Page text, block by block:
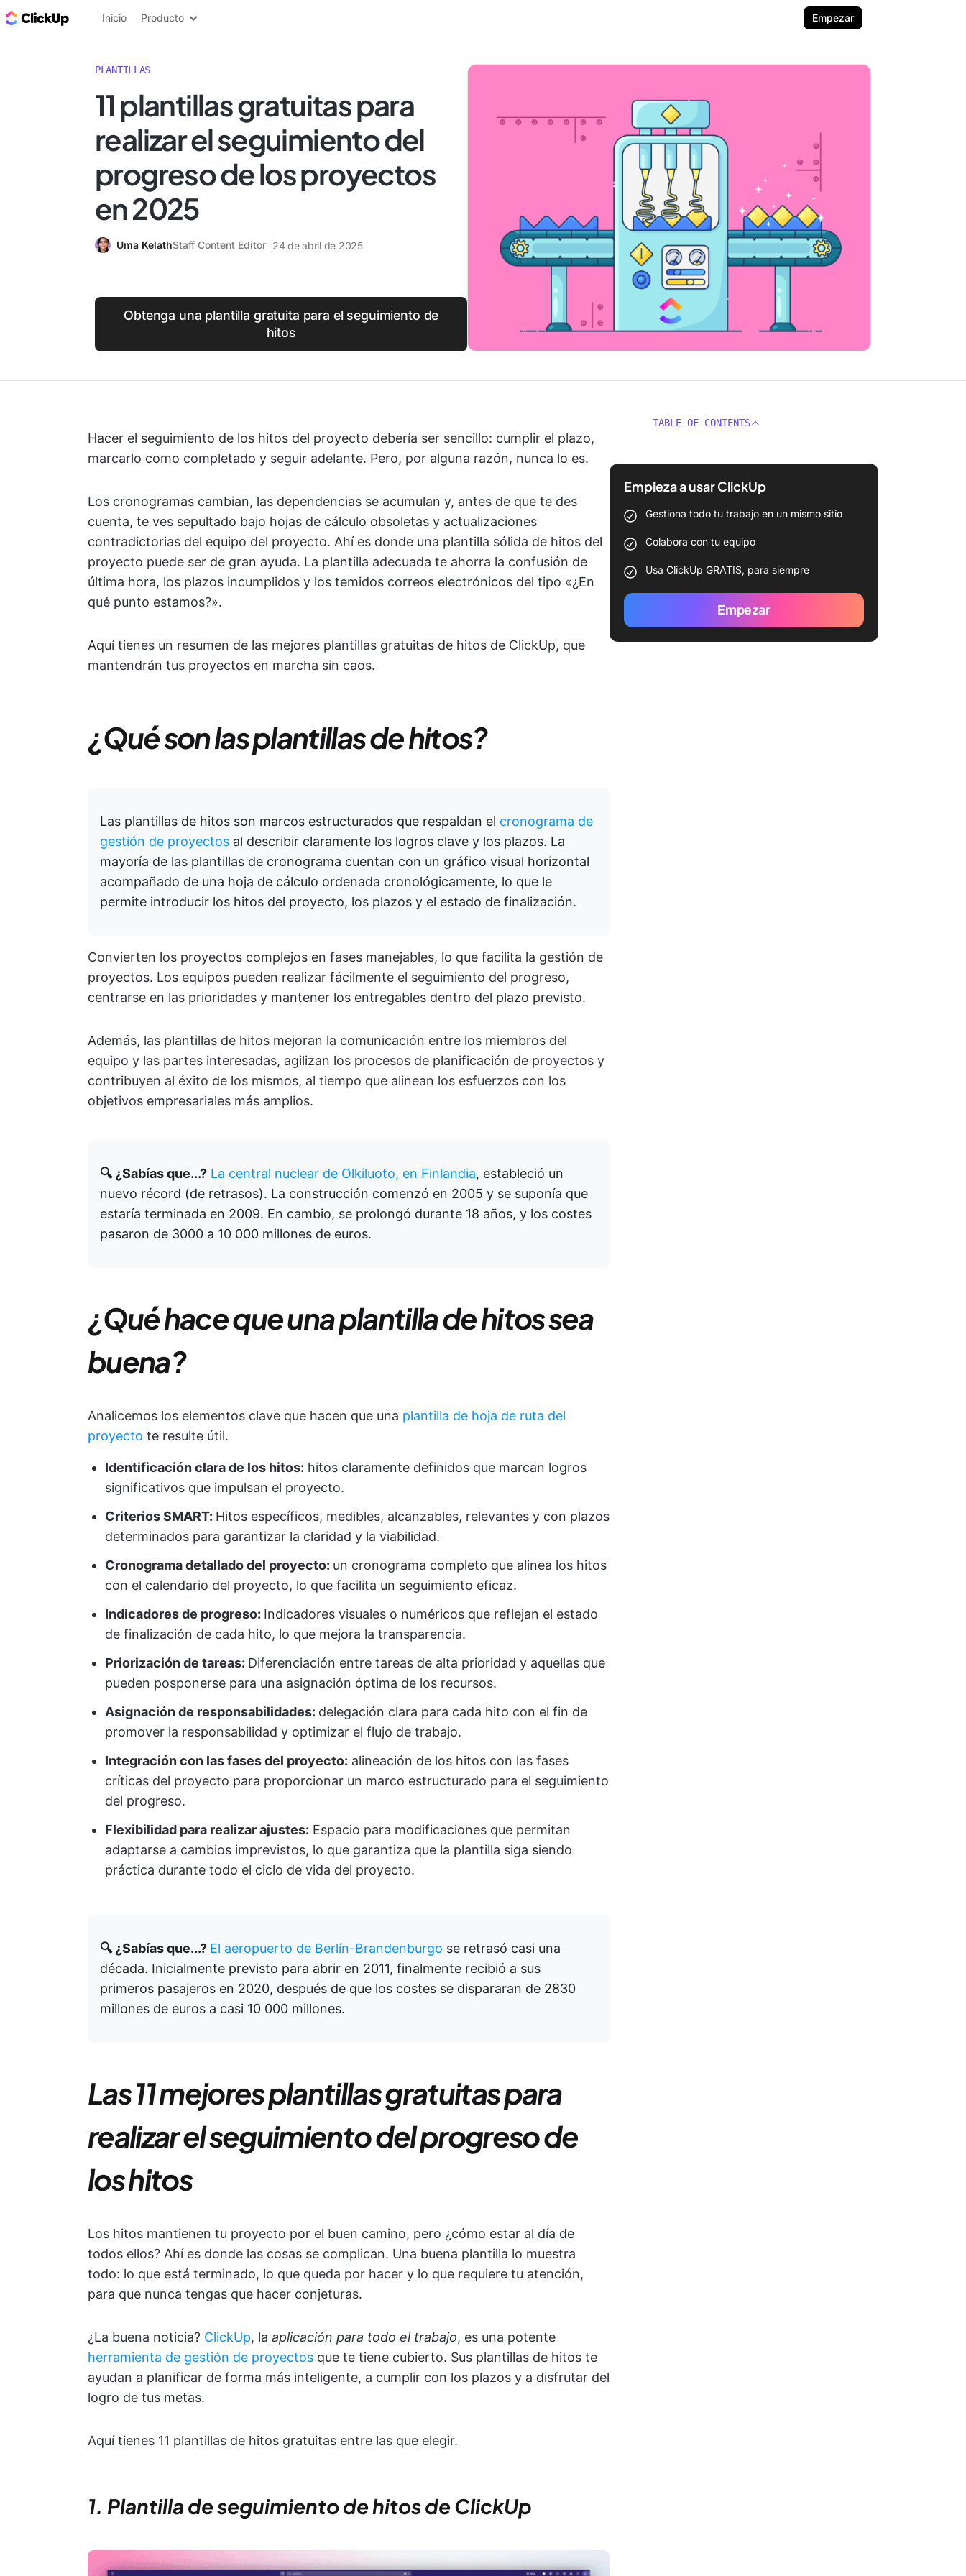
ClickUp Blog
Inicio Producto Empezar
PLANTILLAS
11 plantillas gratuitas para
realizar el seguimiento del
progreso de los proyectos
en 2025
Uma KelathStaff Content Editor 24 de abril de 2025
Obtenga una plantilla gratuita para el seguimiento de
hitos
Hacer el seguimiento de los hitos del proyecto debería ser sencillo: cumplir el plazo,
marcarlo como completado y seguir adelante. Pero, por alguna razón, nunca lo es.
Los cronogramas cambian, las dependencias se acumulan y, antes de que te des
cuenta, te ves sepultado bajo hojas de cálculo obsoletas y actualizaciones
contradictorias del equipo del proyecto. Ahí es donde una plantilla sólida de hitos del
proyecto puede ser de gran ayuda. La plantilla adecuada te ahorra la confusión de
última hora, los plazos incumplidos y los temidos correos electrónicos del tipo «¿En
qué punto estamos?».
Aquí tienes un resumen de las mejores plantillas gratuitas de hitos de ClickUp, que
mantendrán tus proyectos en marcha sin caos.
¿Qué son las plantillas de hitos?
Las plantillas de hitos son marcos estructurados que respaldan el cronograma de
gestión de proyectos al describir claramente los logros clave y los plazos. La
mayoría de las plantillas de cronograma cuentan con un gráfico visual horizontal
acompañado de una hoja de cálculo ordenada cronológicamente, lo que le
permite introducir los hitos del proyecto, los plazos y el estado de finalización.
Convierten los proyectos complejos en fases manejables, lo que facilita la gestión de
proyectos. Los equipos pueden realizar fácilmente el seguimiento del progreso,
centrarse en las prioridades y mantener los entregables dentro del plazo previsto.
Además, las plantillas de hitos mejoran la comunicación entre los miembros del
equipo y las partes interesadas, agilizan los procesos de planificación de proyectos y
contribuyen al éxito de los mismos, al tiempo que alinean los esfuerzos con los
objetivos empresariales más amplios.
🔍 ¿Sabías que...? La central nuclear de Olkiluoto, en Finlandia, estableció un
nuevo récord (de retrasos). La construcción comenzó en 2005 y se suponía que
estaría terminada en 2009. En cambio, se prolongó durante 18 años, y los costes
pasaron de 3000 a 10 000 millones de euros.
¿Qué hace que una plantilla de hitos sea
buena?
Analicemos los elementos clave que hacen que una plantilla de hoja de ruta del
proyecto te resulte útil.
Identificación clara de los hitos: hitos claramente definidos que marcan logros
significativos que impulsan el proyecto.
Criterios SMART: Hitos específicos, medibles, alcanzables, relevantes y con plazos
determinados para garantizar la claridad y la viabilidad.
Cronograma detallado del proyecto: un cronograma completo que alinea los hitos
con el calendario del proyecto, lo que facilita un seguimiento eficaz.
Indicadores de progreso: Indicadores visuales o numéricos que reflejan el estado
de finalización de cada hito, lo que mejora la transparencia.
Priorización de tareas: Diferenciación entre tareas de alta prioridad y aquellas que
pueden posponerse para una asignación óptima de los recursos.
Asignación de responsabilidades: delegación clara para cada hito con el fin de
promover la responsabilidad y optimizar el flujo de trabajo.
Integración con las fases del proyecto: alineación de los hitos con las fases
críticas del proyecto para proporcionar un marco estructurado para el seguimiento
del progreso.
Flexibilidad para realizar ajustes: Espacio para modificaciones que permitan
adaptarse a cambios imprevistos, lo que garantiza que la plantilla siga siendo
práctica durante todo el ciclo de vida del proyecto.
🔍 ¿Sabías que...? El aeropuerto de Berlín-Brandenburgo se retrasó casi una
década. Inicialmente previsto para abrir en 2011, finalmente recibió a sus
primeros pasajeros en 2020, después de que los costes se dispararan de 2830
millones de euros a casi 10 000 millones.
Las 11 mejores plantillas gratuitas para
realizar el seguimiento del progreso de
los hitos
Los hitos mantienen tu proyecto por el buen camino, pero ¿cómo estar al día de
todos ellos? Ahí es donde las cosas se complican. Una buena plantilla lo muestra
todo: lo que está terminado, lo que queda por hacer y lo que requiere tu atención,
para que nunca tengas que hacer conjeturas.
¿La buena noticia? ClickUp, la aplicación para todo el trabajo, es una potente
herramienta de gestión de proyectos que te tiene cubierto. Sus plantillas de hitos te
ayudan a planificar de forma más inteligente, a cumplir con los plazos y a disfrutar del
logro de tus metas.
Aquí tienes 11 plantillas de hitos gratuitas entre las que elegir.
1. Plantilla de seguimiento de hitos de ClickUp
TABLE OF CONTENTS
Empieza a usar ClickUp
Gestiona todo tu trabajo en un mismo sitio
Colabora con tu equipo
Usa ClickUp GRATIS, para siempre
Empezar